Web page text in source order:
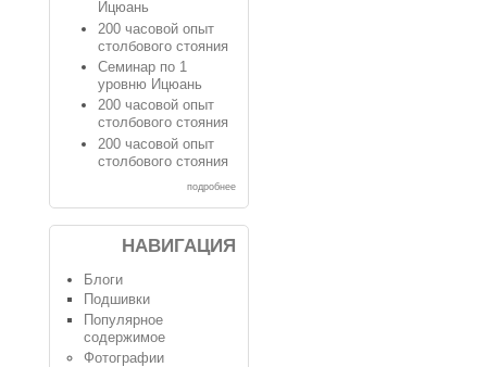
Ицюань
200 часовой опыт
столбового стояния
Семинар по 1
уровню Ицюань
200 часовой опыт
столбового стояния
200 часовой опыт
столбового стояния
подробнее
НАВИГАЦИЯ
Блоги
Подшивки
Популярное
содержимое
Фотографии